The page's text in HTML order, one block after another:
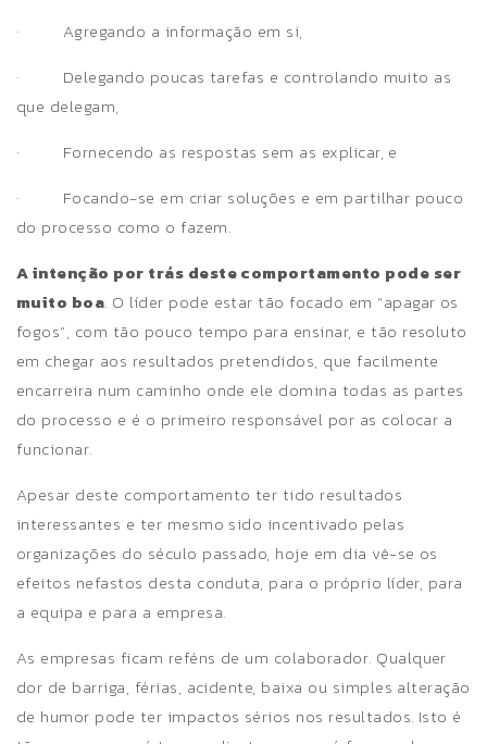
·
Agregando a informação em si,
·
Delegando poucas tarefas e controlando muito as
que delegam,
·
Fornecendo as respostas sem as explicar, e
·
Focando-se em criar soluções e em partilhar pouco
do processo como o fazem.
A intenção por trás deste comportamento pode ser
muito boa. O líder pode estar tão focado em “apagar os
fogos”, com tão pouco tempo para ensinar, e tão resoluto
em chegar aos resultados pretendidos, que facilmente
encarreira num caminho onde ele domina todas as partes
do processo e é o primeiro responsável por as colocar a
funcionar.
Apesar deste comportamento ter tido resultados
interessantes e ter mesmo sido incentivado pelas
organizações do século passado, hoje em dia vê-se os
efeitos nefastos desta conduta, para o próprio líder, para
a equipa e para a empresa.
As empresas ficam reféns de um colaborador. Qualquer
dor de barriga, férias, acidente, baixa ou simples alteração
de humor pode ter impactos sérios nos resultados. Isto é